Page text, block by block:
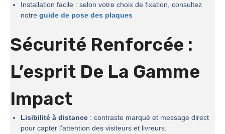
Installation facile : selon votre choix de fixation, consultez
notre guide de pose des plaques
Sécurité Renforcée :
L’esprit De La Gamme
Impact
Lisibilité à distance : contraste marqué et message direct
pour capter l’attention des visiteurs et livreurs.